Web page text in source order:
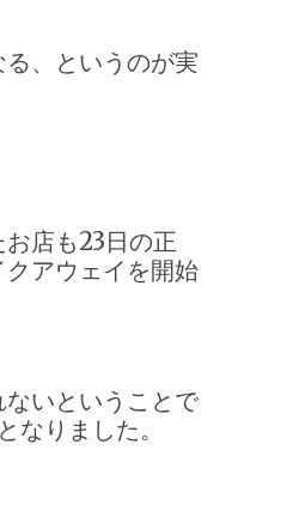
、というのが実
店も23日の正
アウェイを開始
いということで
なりました。